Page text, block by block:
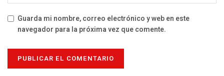
Guarda mi nombre, correo electrónico y web en este
navegador para la próxima vez que comente.